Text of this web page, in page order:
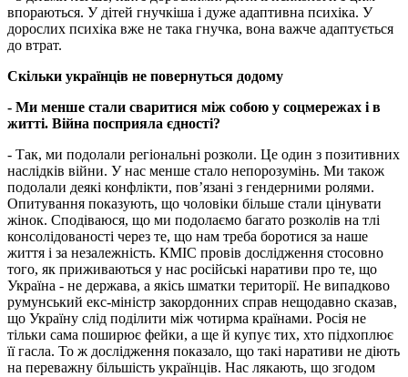
впораються. У дітей гнучкіша і дуже адаптивна психіка. У
дорослих психіка вже не така гнучка, вона важче адаптується
до втрат.
Скільки українців не повернуться додому
- Ми менше стали сваритися між собою у соцмережах і в
житті. Війна посприяла єдності?
- Так, ми подолали регіональні розколи. Це один з позитивних
наслідків війни. У нас менше стало непорозумінь. Ми також
подолали деякі конфлікти, пов’язані з гендерними ролями.
Опитування показують, що чоловіки більше стали цінувати
жінок. Сподіваюся, що ми подолаємо багато розколів на тлі
консолідованості через те, що нам треба боротися за наше
життя і за незалежність. КМІС провів дослідження стосовно
того, як приживаються у нас російські наративи про те, що
Україна - не держава, а якісь шматки території. Не випадково
румунський екс-міністр закордонних справ нещодавно сказав,
що Україну слід поділити між чотирма країнами. Росія не
тільки сама поширює фейки, а ще й купує тих, хто підхоплює
її гасла. То ж дослідження показало, що такі наративи не діють
на переважну більшість українців. Нас лякають, що згодом